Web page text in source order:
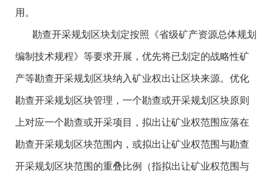
用。
勘查开采规划区块划定按照《省级矿产资源总体规划
编制技术规程》等要求开展，优先将已划定的战略性矿
产等勘查开采规划区块纳入矿业权出让区块来源。优化
勘查开采规划区块管理，一个勘查或开采规划区块原则
上对应一个勘查或开采项目，拟出让矿业权范围应落在
勘查开采规划区块范围内，或拟出让矿业权范围与勘查
开采规划区块范围的重叠比例（指拟出让矿业权范围与